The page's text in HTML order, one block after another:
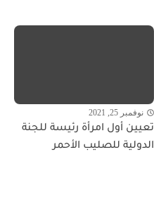
نوفمبر 25, 2021
تعيين أول امرأة رئيسة للجنة
الدولية للصليب الأحمر